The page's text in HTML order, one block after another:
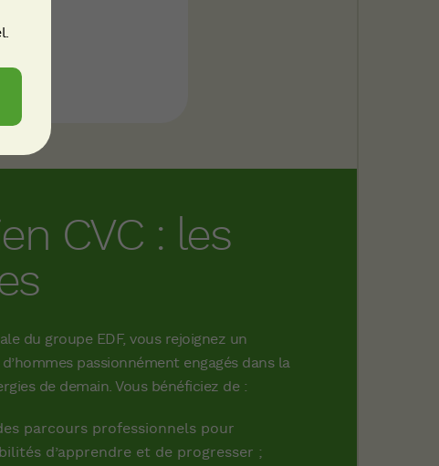
CVC : les
du groupe EDF, vous rejoignez un
passionnément engagés dans la
de demain. Vous bénéficiez de :
parcours professionnels pour
d’apprendre et de progresser ;